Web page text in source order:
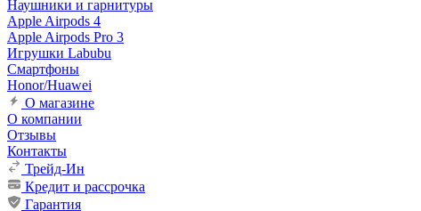
Наушники и гарнитуры
Apple Airpods 4
Apple Airpods Pro 3
Игрушки Labubu
Смартфоны
Honor/Huawei
О магазине
О компании
Отзывы
Контакты
Трейд-Ин
Кредит и рассрочка
Гарантия